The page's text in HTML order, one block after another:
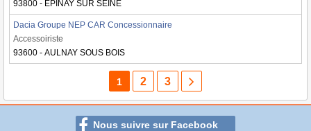
93800 - EPINAY SUR SEINE
Dacia Groupe NEP CAR Concessionnaire
Accessoiriste
93600 - AULNAY SOUS BOIS
1 2 3
Nous suivre sur Facebook